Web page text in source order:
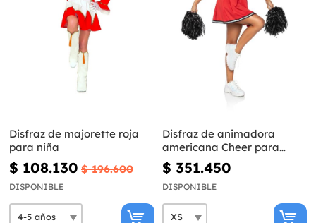
Disfraz de majorette roja
para niña
$ 108.130 $ 196.600
DISPONIBLE
Disfraz de animadora
americana Cheer para
mujer
$ 351.450
DISPONIBLE